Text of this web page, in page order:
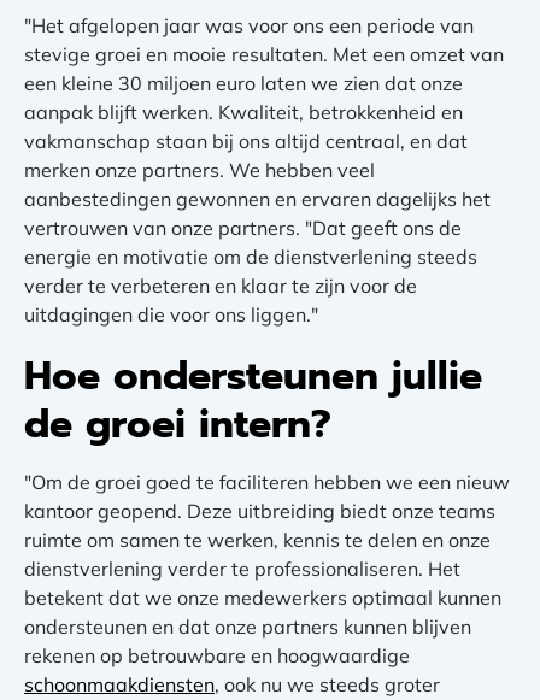
"Het afgelopen jaar was voor ons een periode van
stevige groei en mooie resultaten. Met een omzet van
een kleine 30 miljoen euro laten we zien dat onze
aanpak blijft werken. Kwaliteit, betrokkenheid en
vakmanschap staan bij ons altijd centraal, en dat
merken onze partners. We hebben veel
aanbestedingen gewonnen en ervaren dagelijks het
vertrouwen van onze partners. "Dat geeft ons de
energie en motivatie om de dienstverlening steeds
verder te verbeteren en klaar te zijn voor de
uitdagingen die voor ons liggen."
Hoe ondersteunen jullie
de groei intern?
"Om de groei goed te faciliteren hebben we een nieuw
kantoor geopend. Deze uitbreiding biedt onze teams
ruimte om samen te werken, kennis te delen en onze
dienstverlening verder te professionaliseren. Het
betekent dat we onze medewerkers optimaal kunnen
ondersteunen en dat onze partners kunnen blijven
rekenen op betrouwbare en hoogwaardige
schoonmaakdiensten, ook nu we steeds groter